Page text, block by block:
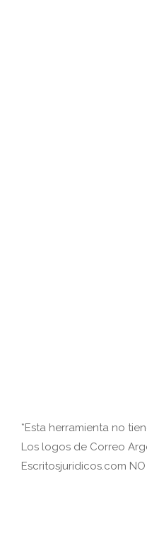
*Esta herramienta no
Los logos de Correo
Escritosjuridicos.com